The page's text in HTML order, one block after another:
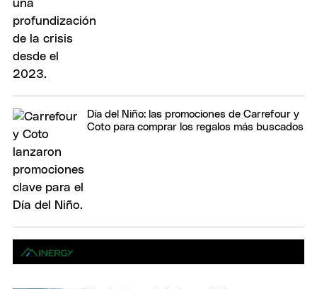
Día del Niño: las promociones de Carrefour y
Coto para comprar los regalos más buscados